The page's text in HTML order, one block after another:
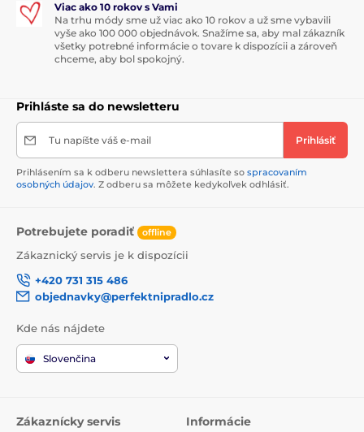
Viac ako 10 rokov s Vami
Na trhu módy sme už viac ako 10 rokov a už sme vybavili
vyše ako 100 000 objednávok. Snažíme sa, aby mal zákazník
všetky potrebné informácie o tovare k dispozícii a zároveň
chceme, aby bol spokojný.
Prihláste sa do newsletteru
Tu napíšte váš e-mail Prihlásiť
Prihlásením sa k odberu newslettera súhlasíte so spracovaním
osobných údajov. Z odberu sa môžete kedykoľvek odhlásiť.
Potrebujete poradiť offline
Zákaznický servis je k dispozícii
+420 731 315 486
objednavky@perfektnipradlo.cz
Kde nás nájdete
Slovenčina
Zákaznícky servis Informácie